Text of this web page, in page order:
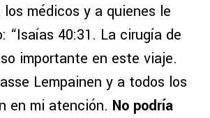
médicos y a quienes le
“Isaías 40:31. La cirugía de
importante en este viaje.
Lempainen y a todos los
en mi atención. No podría